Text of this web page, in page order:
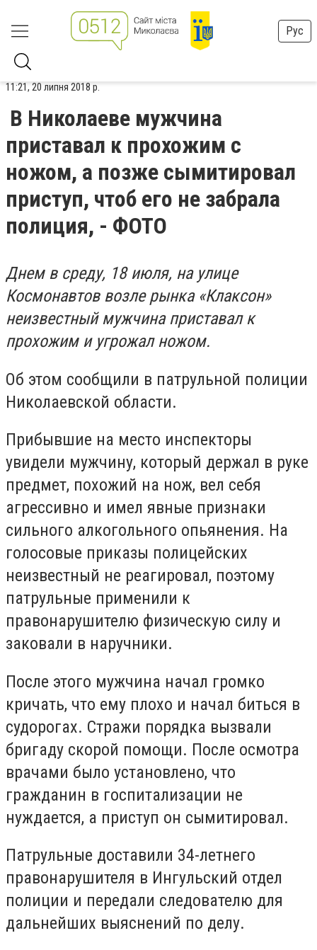
Рус
11:21, 20 липня 2018 р.
В Николаеве мужчина
приставал к прохожим с
ножом, а позже сымитировал
приступ, чтоб его не забрала
полиция, - ФОТО
Днем в среду, 18 июля, на улице
Космонавтов возле рынка «Клаксон»
неизвестный мужчина приставал к
прохожим и угрожал ножом.
Об этом сообщили в патрульной полиции
Николаевской области.
Прибывшие на место инспекторы
увидели мужчину, который держал в руке
предмет, похожий на нож, вел себя
агрессивно и имел явные признаки
сильного алкогольного опьянения. На
голосовые приказы полицейских
неизвестный не реагировал, поэтому
патрульные применили к
правонарушителю физическую силу и
заковали в наручники.
После этого мужчина начал громко
кричать, что ему плохо и начал биться в
судорогах. Стражи порядка вызвали
бригаду скорой помощи. После осмотра
врачами было установлено, что
гражданин в госпитализации не
нуждается, а приступ он сымитировал.
Патрульные доставили 34-летнего
правонарушителя в Ингульский отдел
полиции и передали следователю для
дальнейших выяснений по делу.